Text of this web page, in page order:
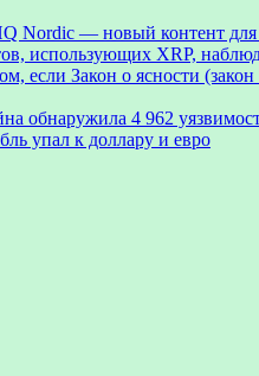
Nordic — новый контент для
использующих XRP,
если Закон о ясности
обнаружила 4 962
упал к доллару и евро